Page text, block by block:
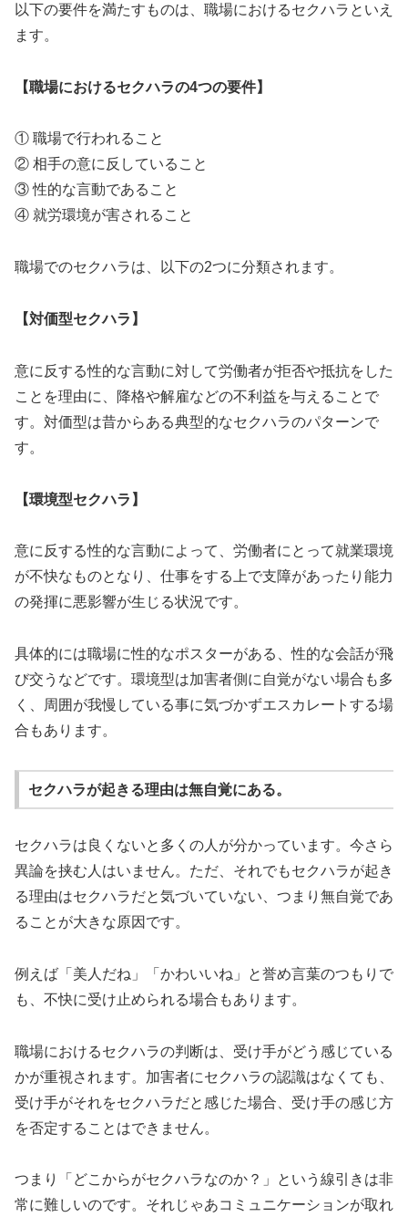
以下の要件を満たすものは、職場におけるセクハラといえ
ます。
【職場におけるセクハラの4つの要件】
① 職場で行われること
② 相手の意に反していること
③ 性的な言動であること
④ 就労環境が害されること
職場でのセクハラは、以下の2つに分類されます。
【対価型セクハラ】
意に反する性的な言動に対して労働者が拒否や抵抗をした
ことを理由に、降格や解雇などの不利益を与えることで
す。対価型は昔からある典型的なセクハラのパターンで
す。
【環境型セクハラ】
意に反する性的な言動によって、労働者にとって就業環境
が不快なものとなり、仕事をする上で支障があったり能力
の発揮に悪影響が生じる状況です。
具体的には職場に性的なポスターがある、性的な会話が飛
び交うなどです。環境型は加害者側に自覚がない場合も多
く、周囲が我慢している事に気づかずエスカレートする場
合もあります。
セクハラが起きる理由は無自覚にある。
セクハラは良くないと多くの人が分かっています。今さら
異論を挟む人はいません。ただ、それでもセクハラが起き
る理由はセクハラだと気づいていない、つまり無自覚であ
ることが大きな原因です。
例えば「美人だね」「かわいいね」と誉め言葉のつもりで
も、不快に受け止められる場合もあります。
職場におけるセクハラの判断は、受け手がどう感じている
かが重視されます。加害者にセクハラの認識はなくても、
受け手がそれをセクハラだと感じた場合、受け手の感じ方
を否定することはできません。
つまり「どこからがセクハラなのか？」という線引きは非
常に難しいのです。それじゃあコミュニケーションが取れ